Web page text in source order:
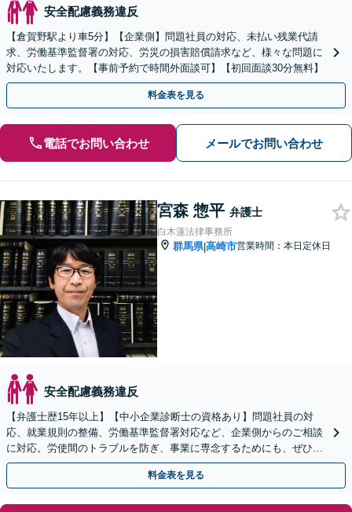
安全配慮義務違反
【倉賀野駅より車5分】【企業側】問題社員の対応、未払い残業代請
求、労働基準監督署の対応、労災の損害賠償請求など、様々な問題に
対応いたします。【事前予約で時間外面談可】【初回面談30分無料】
料金表を見る
電話でお問い合わせ メールでお問い合わせ
宮森 惣平 弁護士
白木蓮法律事務所
群馬県|高崎市営業時間：本日定休日
安全配慮義務違反
【弁護士歴15年以上】【中小企業診断士の資格あり】問題社員の対
応、就業規則の整備、労働基準監督署対応など、企業側からのご相談
に対応。労使間のトラブルを防ぎ、事業に専念するためにも、ぜひ弁
護士にご相談ください。【セカンドオピニオン対応可】
料金表を見る